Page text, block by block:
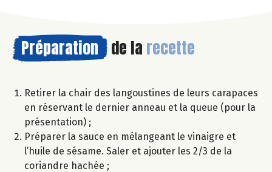
Préparation de la recette
Retirer la chair des langoustines de leurs carapaces
en réservant le dernier anneau et la queue (pour la
présentation) ;
Préparer la sauce en mélangeant le vinaigre et
l’huile de sésame. Saler et ajouter les 2/3 de la
coriandre hachée ;